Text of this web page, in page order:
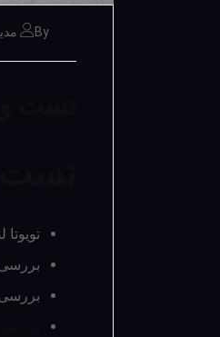
By مدیر سایت
بررسی
بررسی